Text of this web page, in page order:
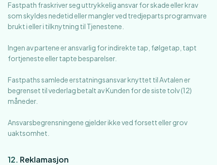
Fastpath fraskriver seg uttrykkelig ansvar for skade eller krav
som skyldes nedetid eller mangler ved tredjeparts programvare
brukt i eller i tilknytning til Tjenestene.
Ingen av partene er ansvarlig for indirekte tap, følgetap, tapt
fortjeneste eller tapte besparelser.
Fastpaths samlede erstatningsansvar knyttet til Avtalen er
begrenset til vederlag betalt av Kunden for de siste tolv (12)
måneder.
Ansvarsbegrensningene gjelder ikke ved forsett eller grov
uaktsomhet.
12. Reklamasjon